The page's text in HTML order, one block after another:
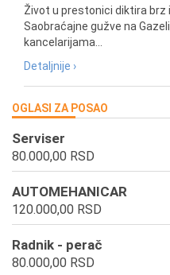
Život u prestonici diktira brz
Saobraćajne gužve na
kancelarijama...
Detaljnije ›
OGLASI ZA POSAO
Serviser
80.000,00 RSD
AUTOMEHANICAR
120.000,00 RSD
Radnik - perač
80.000,00 RSD